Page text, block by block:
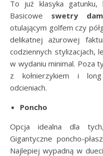
To już klasyka
Basicowe swetry
otulającym golfem czy
delikatnej ażurowej
codziennych stylizacjach,
w wydaniu minimal. Poza
z kołnierzykiem i
odcieniach.
Poncho
Opcja idealna dla
Gigantyczne poncho-
Najlepiej wypadną w